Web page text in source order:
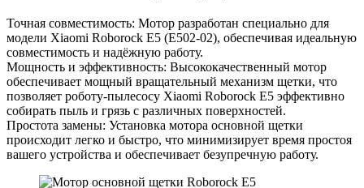
Точная совместимость: Мотор разработан специально для
модели Xiaomi Roborock E5 (E502-02), обеспечивая идеальную
совместимость и надёжную работу.
Мощность и эффективность: Высококачественный мотор
обеспечивает мощный вращательный механизм щетки, что
позволяет роботу-пылесосу Xiaomi Roborock E5 эффективно
собирать пыль и грязь с различных поверхностей.
Простота замены: Установка мотора основной щетки
происходит легко и быстро, что минимизирует время простоя
вашего устройства и обеспечивает безупречную работу.